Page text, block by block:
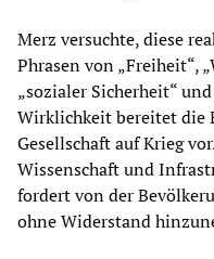
Merz versuchte, diese
Phrasen von „Freiheit“,
„sozialer Sicherheit“
Wirklichkeit bereitet die
Gesellschaft auf Krieg
Wissenschaft und
fordert von der
ohne Widerstand